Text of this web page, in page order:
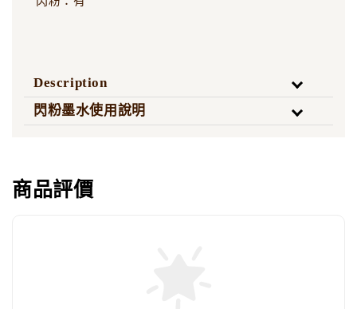
Description
閃粉墨水使用說明
商品評價